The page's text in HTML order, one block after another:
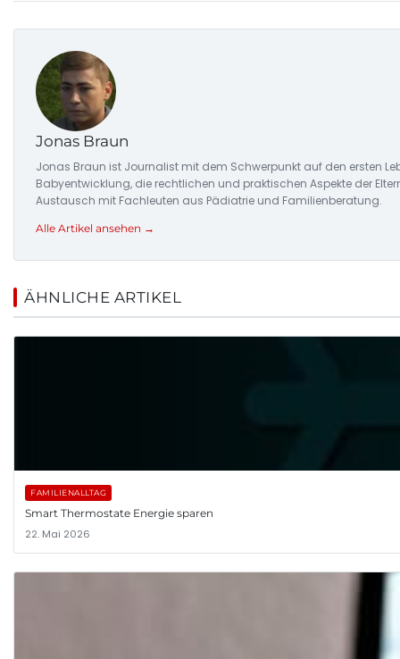
Jonas Braun
Jonas Braun ist Journalist mit dem Schwerpunkt auf den ersten
Babyentwicklung, die rechtlichen und praktischen Aspekte der
Austausch mit Fachleuten aus Pädiatrie und Familienberatung.
Alle Artikel ansehen →
ÄHNLICHE ARTIKEL
FAMILIENALLTAG
Smart Thermostate Energie sparen
22. Mai 2026